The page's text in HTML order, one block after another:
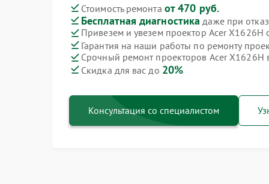
Стоимость ремонта от 470 руб.
Бесплатная диагностика даже при
Привезем и увезем проектор Acer X1626H
Гарантия на наши работы по ремонту
Срочный ремонт проекторов Acer X1626H
Скидка для вас до 20%
Консультация со специалистом